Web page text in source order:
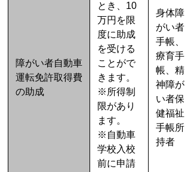
障がい者自動車
運転免許取得費
の助成
とき、10
万円を限
度に助成
を受ける
ことがで
きます。
※所得制
限があり
ます。
※自動車
学校入校
前に申請
身体障
がい者
手帳、
療育手
帳、精
神障が
い者保
健福祉
手帳所
持者